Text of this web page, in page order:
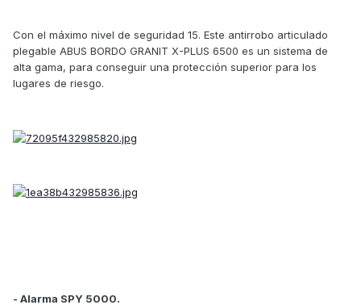
Con el máximo nivel de seguridad 15. Este antirrobo articulado
plegable ABUS BORDO GRANIT X-PLUS 6500 es un sistema de
alta gama, para conseguir una protección superior para los
lugares de riesgo.
- Alarma SPY 5000.